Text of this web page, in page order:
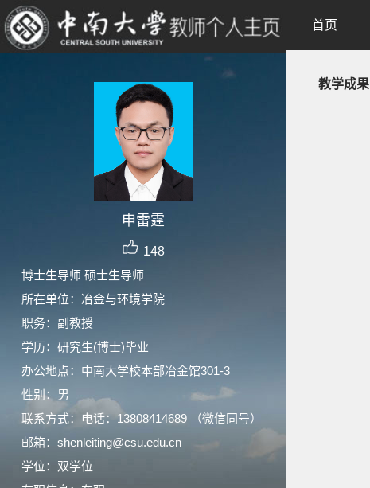
申雷霆
148
博士生导师 硕士生导师
所在单位：冶金与环境学院
职务：副教授
学历：研究生(博士)毕业
办公地点：中南大学校本部冶金馆301-3
性别：男
联系方式：电话：13808414689 （微信同号）
邮箱：shenleiting@csu.edu.cn
学位：双学位
首页
教学成果